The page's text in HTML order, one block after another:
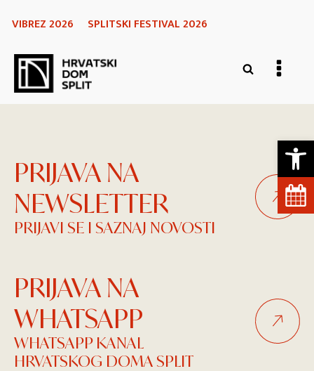
VIBREZ 2026 SPLITSKI FESTIVAL 2026
PRIJAVA NA
NEWSLETTER
PRIJAVI SE I SAZNAJ NOVOSTI
PRIJAVA NA
WHATSAPP
WHATSAPP KANAL
HRVATSKOG DOMA SPLIT